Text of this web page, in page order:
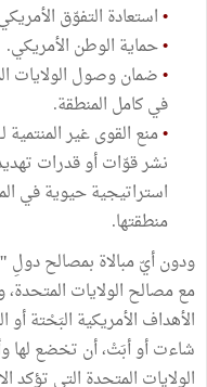
•استعادة التفوّق
•حماية الوطن الأمريكي.
•ضمان وصول الولايات
في كامل المنطقة.
•منع القوى غير المنتمية لـ
نشر قوّات أو قدرات
استراتيجية حيوية في
منطقتها.
ودون أيّ مبالاة بمصالح دولِ
مع مصالح الولايات المتحدة،
الأهداف الأمريكية البَحْتة
شاءت أو أبَتْ، أن تخضع لها
الولايات المتحدة التي